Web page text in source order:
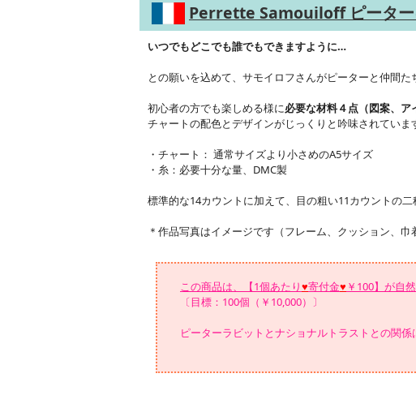
Perrette Samouiloff ピーター
いつでもどこでも誰でもできますように…
との願いを込めて、サモイロフさんがピーターと仲間た
初心者の方でも楽しめる様に必要な材料４点（図案、ア
チャートの配色とデザインがじっくりと吟味されていま
・チャート： 通常サイズより小さめのA5サイズ
・糸：必要十分な量、DMC製
標準的な14カウントに加えて、目の粗い11カウントの二
＊作品写真はイメージです（フレーム、クッション、
この商品は、【1個あたり♥寄付金♥ ￥100】が自
〔目標：100個（￥10,000）〕
ピーターラビットとナショナルトラストとの関係